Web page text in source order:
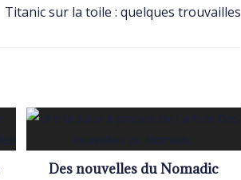
Titanic sur la toile : quelques trouvailles
Des nouvelles du Nomadic